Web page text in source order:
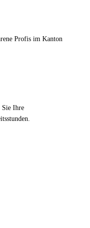
Profis im Kanton
Sie Ihre